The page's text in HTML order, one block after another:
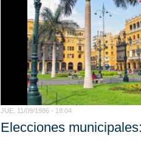
JUE, 11/09/1986 - 18:04
Elecciones